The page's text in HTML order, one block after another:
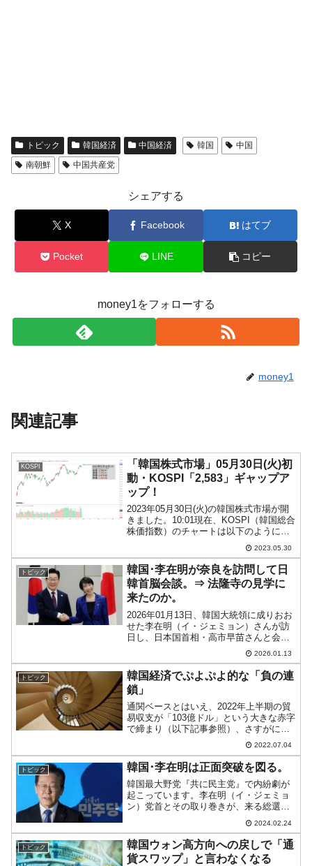
トピック 韓国経済 中国経済 韓国
中国
南朝鮮
中国共産党
シェアする
X Facebook はてブ
Pocket LINE コピー
money1をフォローする
money1
関連記事
KOSPI
「韓国株式市場」05月30日(火)初
動・KOSPI「2,583」ギャップア
ップ！
2023年05月30日(火)の韓国株式市場が開
きました。10:01現在、KOSPI（韓国総合
株価指数）のチャートは以下のようにな
『Investing.com』より引用）。ギャップ
アップして始まりました。直近最高値さ
いた...
2023.05.30
トピック
韓国･李在明が奈良を訪問して日
韓首脳会談。⇒ 法隆寺の見学に
来たのか。
2026年01月13日、韓国大統領に成りおお
せた李在明（イ・ジェミョン）さんが訪
日し、日本国首相・高市早苗さんと会
談。李在明（イ・ジェミョン）さんの発
言を拾ってみます。「首相の故郷でこの
ようにお会いできて、本当に特別な意味
のある首脳会談のよ...
2026.01.13
トピック
韓国経済でぷよぷよ的な「負の連
鎖」
通関ベースとはいえ、2022年上半期の貿
易収支が「103億ドル」という大きな赤字
で締まり（以下記事参照）、さすがに韓
国メディアも大騒ぎになっております。
このところ土日になると悲観した記事が
出ています。土日は官公庁が動いていな
いのでネタが少な...
2022.07.04
トピック 韓国･李在明は正面突破を図る。
韓国最大野党『共に民主党』で内紛劇が
起こっています。李在明（イ・ジェミョ
ン）党首とその取り巻きが、来る総選挙
の公認を巡って、党内の議員を採点。立
候補予定者の足切りを行っているからで
す。点数が下位20％の者は減点となり、
『共に民主党』候補とし...
2024.02.24
トピック
韓国ウォン高方向への戻しで「通
貨スワップ」と言わなくなる